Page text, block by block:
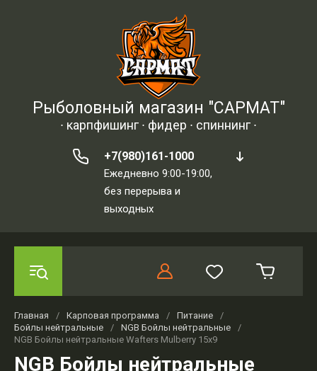
Рыболовный магазин "САРМАТ"
∙ карпфишинг ∙ фидер ∙ спиннинг ∙
+7(980)161-1000
Ежедневно 9:00-19:00,
без перерыва и
выходных
Главная / Карповая программа / Питание
/
Бойлы нейтральные
/ NGB Бойлы нейтральные
/
NGB Бойлы нейтральные Wafters Mulberry 15x9
NGB Бойлы нейтральные